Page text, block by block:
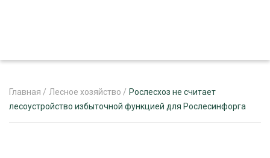
Главная / Лесное хозяйство / Рослесхоз не считает
лесоустройство избыточной функцией для Рослесинфорга